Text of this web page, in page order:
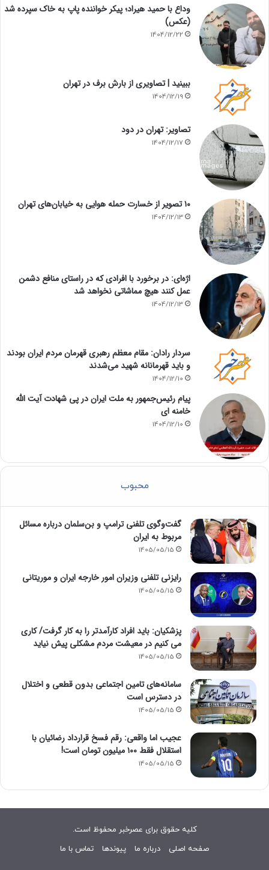
وداع با حمید هیراد؛ پیکر خواننده پاپ به خاک سپرده شد
(عکس)
1404/12/22
ببینید | تصاویری از بارش برف در تهران
1404/12/19
تصاویر: تهران در دود
1404/12/17
۱۰ تصویر از خسارت حمله هوایی به خیابان‌های تهران
1404/12/13
اژه‌ای: در برخورد با افرادی که در راستای منافع دشمن
عمل کنند هیچ مماشاتی نخواهد شد
1404/12/13
سردار رادان: مقام معظم رهبری قهرمان مردم ایران بودند
و باید قهرمانانه شهید می‌شدند
1404/12/10
پیام رئیس‌جمهور به ملت ایران در پی شهادت آیت الله
خامنه ای
1404/12/10
محبوب
گفت‌وگوی تلفنی ترامپ و بن‌سلمان درباره مسائل
مربوط به ایران
1405/05/15
رایزنی تلفنی وزیران امور خارجه ایران و موریتانی
1405/05/15
پزشکیان: باید افراد کارآمدتر را به کار گرفت/ کاری
می کنیم در معیشت مردم مشکلی پیش نیاید
1405/05/15
سامانه‌های تامین اجتماعی بدون قطعی و اختلال
در دسترس است
1405/05/15
عجیب اما واقعی: رقم فسخ قرارداد رضائیان با
استقلال فقط ۱۰۰ میلیون تومان است!
1405/05/15
کلیه حقوق برای عصرخبر محفوظ است.
صفحه اصلی
درباره ما پیوندها تماس با ما